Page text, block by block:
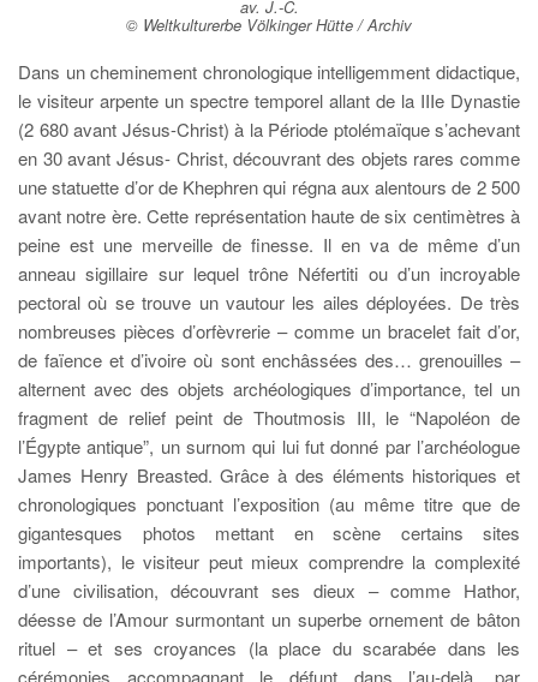
av. J.-C.
© Weltkulturerbe Völkinger Hütte / Archiv
Dans un cheminement chronologique intelligemment didactique,
le visiteur arpente un spectre temporel allant de la IIIe Dynastie
(2 680 avant Jésus-Christ) à la Période ptolémaïque s’achevant
en 30 avant Jésus- Christ, découvrant des objets rares comme
une statuette d’or de Khephren qui régna aux alentours de 2 500
avant notre ère. Cette représentation haute de six centimètres à
peine est une merveille de finesse. Il en va de même d’un
anneau sigillaire sur lequel trône Néfertiti ou d’un incroyable
pectoral où se trouve un vautour les ailes déployées. De très
nombreuses pièces d’orfèvrerie – comme un bracelet fait d’or,
de faïence et d’ivoire où sont enchâssées des… grenouilles –
alternent avec des objets archéologiques d’importance, tel un
fragment de relief peint de Thoutmosis III, le “Napoléon de
l’Égypte antique”, un surnom qui lui fut donné par l’archéologue
James Henry Breasted. Grâce à des éléments historiques et
chronologiques ponctuant l’exposition (au même titre que de
gigantesques photos mettant en scène certains sites
importants), le visiteur peut mieux comprendre la complexité
d’une civilisation, découvrant ses dieux – comme Hathor,
déesse de l’Amour surmontant un superbe ornement de bâton
rituel – et ses croyances (la place du scarabée dans les
cérémonies accompagnant le défunt dans l’au-delà, par